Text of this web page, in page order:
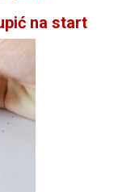
na start